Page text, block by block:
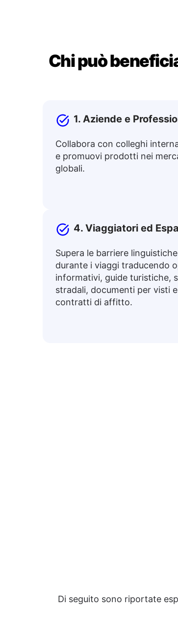
Chi può
1. Aziende e
Collabora con colleghi
e promuovi prodotti nei
globali.
4. Viaggiatori ed
Supera le barriere linguistiche
durante i viaggi traducendo
informativi, guide turistiche,
stradali, documenti per visti e
contratti di affitto.
Domande & Aiuto
→ Afaka